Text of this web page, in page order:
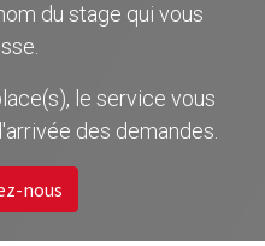
du stage qui vous
le service vous
des demandes.
nous